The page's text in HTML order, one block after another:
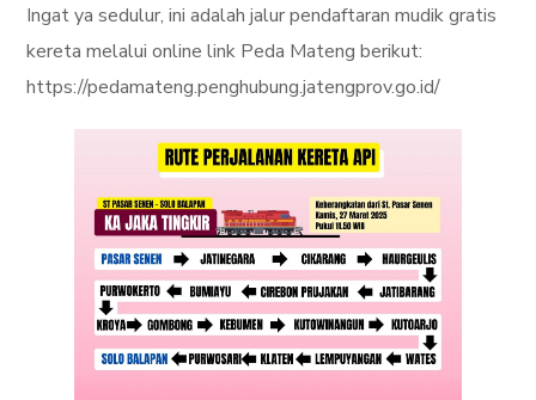
Ingat ya sedulur, ini adalah jalur pendaftaran mudik gratis
kereta melalui online link Peda Mateng berikut:
https://pedamateng.penghubung.jatengprov.go.id/